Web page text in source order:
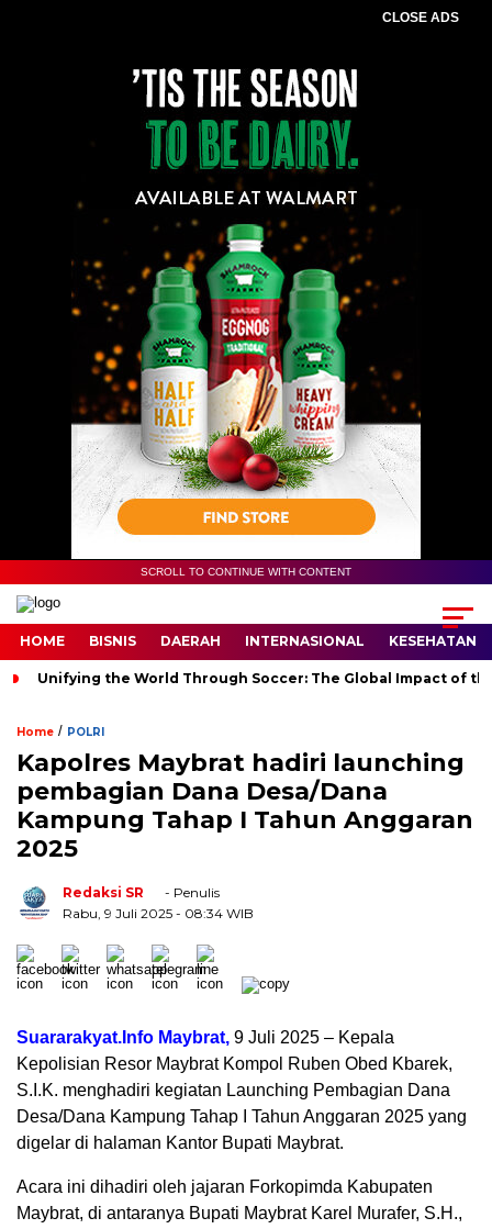
CLOSE ADS
SCROLL TO CONTINUE WITH CONTENT
HOME BISNIS DAERAH INTERNASIONAL KESEHATAN
Unifying the World Through Soccer: The Global Impact of
Home / POLRI
Kapolres Maybrat hadiri launching
pembagian Dana Desa/Dana
Kampung Tahap I Tahun Anggaran
2025
Redaksi SR
- Penulis
Rabu, 9 Juli 2025 - 08:34 WIB
Suararakyat.Info Maybrat, 9 Juli 2025 – Kepala
Kepolisian Resor Maybrat Kompol Ruben Obed Kbarek,
S.I.K. menghadiri kegiatan Launching Pembagian Dana
Desa/Dana Kampung Tahap I Tahun Anggaran 2025 yang
digelar di halaman Kantor Bupati Maybrat.
Acara ini dihadiri oleh jajaran Forkopimda Kabupaten
Maybrat, di antaranya Bupati Maybrat Karel Murafer, S.H.,